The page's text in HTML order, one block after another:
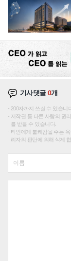
기사댓글0개
200자까지 쓰실 수 있습니
저작권 등 다른 사람의 권
를 받을 수 있습니다.
타인에게 불쾌감을 주는
리자의 판단에 의해 삭제